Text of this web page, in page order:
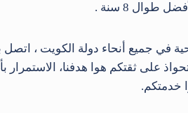
8 سنة .
على ثقتكم هوا هدفنا، الاستمرار
خدمتكم.